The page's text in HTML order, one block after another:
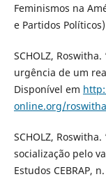
Feminismos na
e Partidos Políticos)
SCHOLZ,
urgência de um
Disponível em
online.org/
SCHOLZ,
socialização pelo
Estudos CEBRAP,